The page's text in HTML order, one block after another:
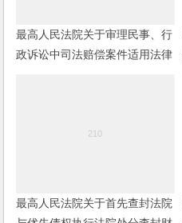
最高人民法院关于审理民事、行
政诉讼中司法赔偿案件适用法律
最高人民法院关于首先查封法院